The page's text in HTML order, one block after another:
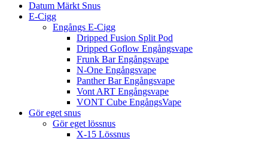
Datum Märkt Snus
E-Cigg
Engångs E-Cigg
Dripped Fusion Split Pod
Dripped Goflow Engångsvape
Frunk Bar Engångsvape
N-One Engångsvape
Panther Bar Engångsvape
Vont ART Engångsvape
VONT Cube EngångsVape
Gör eget snus
Gör eget lössnus
X-15 Lössnus